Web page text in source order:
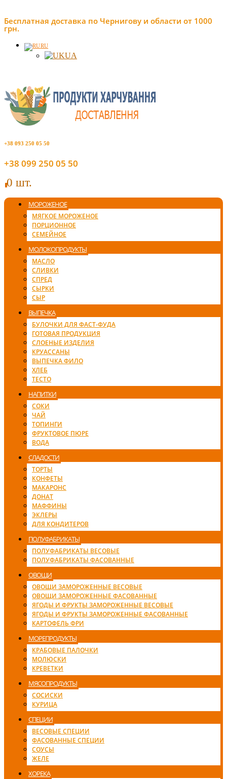
Бесплатная доставка по Чернигову и области от 1000
грн.
RU
UA
+38 093 250 05 50
+38 099 250 05 50
00 шт.
МОРОЖЕНОЕ
МЯГКОЕ МОРОЖЕНОЕ
ПОРЦИОННОЕ
СЕМЕЙНОЕ
МОЛОКОПРОДУКТЫ
МАСЛО
СЛИВКИ
СПРЕД
СЫРКИ
СЫР
ВЫПЕЧКА
БУЛОЧКИ ДЛЯ ФАСТ-ФУДА
ГОТОВАЯ ПРОДУКЦИЯ
СЛОЕНЫЕ ИЗДЕЛИЯ
КРУАССАНЫ
ВЫПЕЧКА ФИЛО
ХЛЕБ
ТЕСТО
НАПИТКИ
СОКИ
ЧАЙ
ТОПИНГИ
ФРУКТОВОЕ ПЮРЕ
ВОДА
СЛАДОСТИ
ТОРТЫ
КОНФЕТЫ
МАКАРОНС
ДОНАТ
МАФФИНЫ
ЭКЛЕРЫ
ДЛЯ КОНДИТЕРОВ
ПОЛУФАБРИКАТЫ
ПОЛУФАБРИКАТЫ ВЕСОВЫЕ
ПОЛУФАБРИКАТЫ ФАСОВАННЫЕ
ОВОЩИ
ОВОЩИ ЗАМОРОЖЕННЫЕ ВЕСОВЫЕ
ОВОЩИ ЗАМОРОЖЕННЫЕ ФАСОВАННЫЕ
ЯГОДЫ И ФРУКТЫ ЗАМОРОЖЕННЫЕ ВЕСОВЫЕ
ЯГОДЫ И ФРУКТЫ ЗАМОРОЖЕННЫЕ ФАСОВАННЫЕ
КАРТОФЕЛЬ ФРИ
МОРЕПРОДУКТЫ
КРАБОВЫЕ ПАЛОЧКИ
МОЛЮСКИ
КРЕВЕТКИ
МЯСОПРОДУКТЫ
СОСИСКИ
КУРИЦА
СПЕЦИИ
ВЕСОВЫЕ СПЕЦИИ
ФАСОВАННЫЕ СПЕЦИИ
СОУСЫ
ЖЕЛЕ
ХОРЕКА